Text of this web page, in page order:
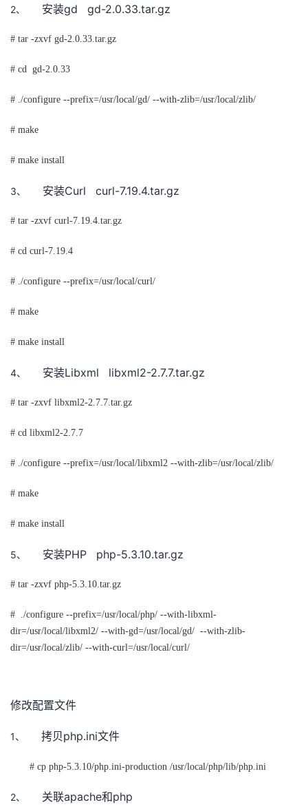
2、 安装gd gd-2.0.33.tar.gz
# tar -zxvf gd-2.0.33.tar.gz
# cd gd-2.0.33
# ./configure --prefix=/usr/local/gd/ --with-zlib=/usr/local/zlib/
# make
# make install
3、 安装Curl curl-7.19.4.tar.gz
# tar -zxvf curl-7.19.4.tar.gz
# cd curl-7.19.4
# ./configure --prefix=/usr/local/curl/
# make
# make install
4、 安装Libxml libxml2-2.7.7.tar.gz
# tar -zxvf libxml2-2.7.7.tar.gz
# cd libxml2-2.7.7
# ./configure --prefix=/usr/local/libxml2 --with-zlib=/usr/local/zlib/
# make
# make install
5、 安装PHP php-5.3.10.tar.gz
# tar -zxvf php-5.3.10.tar.gz
# ./configure --prefix=/usr/local/php/ --with-libxml-
dir=/usr/local/libxml2/ --with-gd=/usr/local/gd/ --with-zlib-
dir=/usr/local/zlib/ --with-curl=/usr/local/curl/
修改配置文件
1、 拷贝php.ini文件
# cp php-5.3.10/php.ini-production /usr/local/php/lib/php.ini
2、 关联apache和php